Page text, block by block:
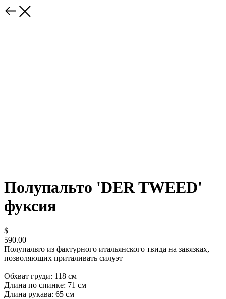
Полупальто 'DER TWEED'
фуксия
$
590.00
Полупальто из фактурного итальянского твида на завязках,
позволяющих приталивать силуэт
Обхват груди: 118 см
Длина по спинке: 71 см
Длина рукава: 65 см